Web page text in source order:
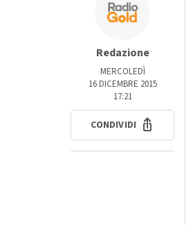
Redazione
MERCOLEDÌ
16 DICEMBRE 2015
17:21
CONDIVIDI